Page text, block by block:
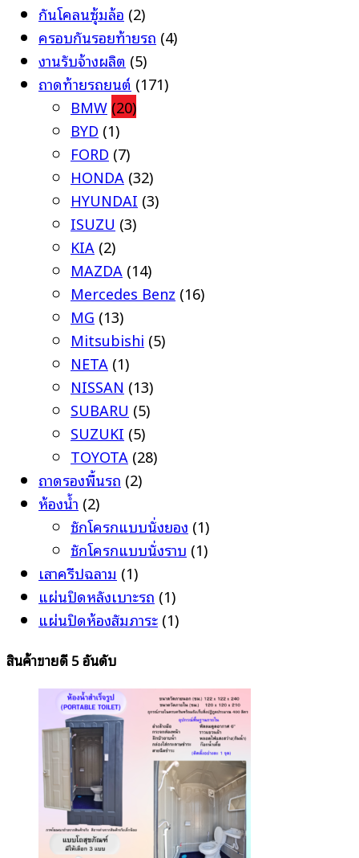
กันโคลนซุ้มล้อ (2)
ครอบกันรอยท้ายรถ (4)
งานรับจ้างผลิต (5)
ถาดท้ายรถยนต์ (171)
BMW (20)
BYD (1)
FORD (7)
HONDA (32)
HYUNDAI (3)
ISUZU (3)
KIA (2)
MAZDA (14)
Mercedes Benz (16)
MG (13)
Mitsubishi (5)
NETA (1)
NISSAN (13)
SUBARU (5)
SUZUKI (5)
TOYOTA (28)
ถาดรองพื้นรถ (2)
ห้องน้ำ (2)
ชักโครกแบบนั่งยอง (1)
ชักโครกแบบนั่งราบ (1)
เสาครีปฉลาม (1)
แผ่นปิดหลังเบาะรถ (1)
แผ่นปิดห้องสัมภาระ (1)
สินค้าขายดี 5 อันดับ